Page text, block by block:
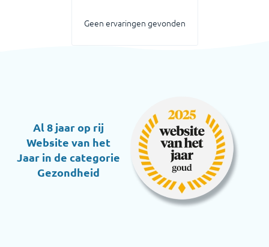
Geen ervaringen gevonden
Al 8 jaar op rij
Website van het
Jaar in de categorie
Gezondheid